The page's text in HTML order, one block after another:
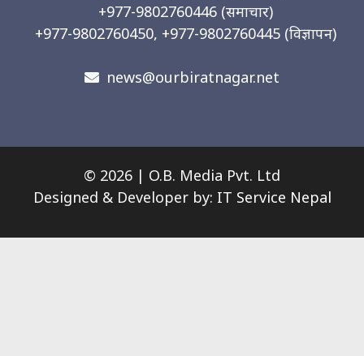
+977-9802760446 (समाचार)
+977-9802760450, +977-9802760445 (विज्ञापन)
news@ourbiratnagar.net
© 2026 | O.B. Media Pvt. Ltd
Designed & Developer by: IT Service Nepal